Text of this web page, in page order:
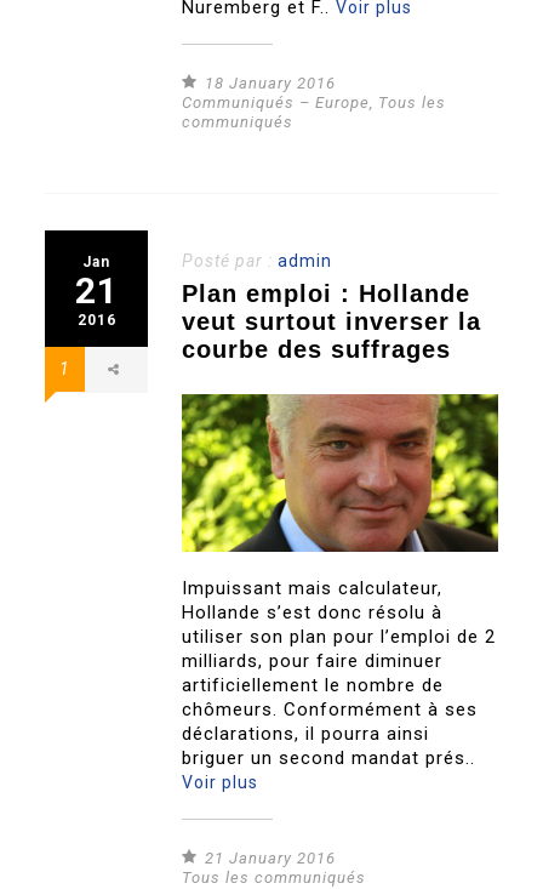
Nuremberg et F..Voir plus
18 January 2016
Communiqués – Europe, Tous les
communiqués
Jan
21
2016
1
Posté par :admin
Plan emploi : Hollande
veut surtout inverser la
courbe des suffrages
Impuissant mais calculateur,
Hollande s’est donc résolu à
utiliser son plan pour l’emploi de 2
milliards, pour faire diminuer
artificiellement le nombre de
chômeurs. Conformément à ses
déclarations, il pourra ainsi
briguer un second mandat prés..
Voir plus
21 January 2016
Tous les communiqués